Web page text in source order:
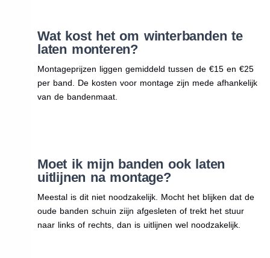
Wat kost het om winterbanden te
laten monteren?
Montageprijzen liggen gemiddeld tussen de €15 en €25
per band. De kosten voor montage zijn mede afhankelijk
van de bandenmaat.
Moet ik mijn banden ook laten
uitlijnen na montage?
Meestal is dit niet noodzakelijk. Mocht het blijken dat de
oude banden schuin ziijn afgesleten of trekt het stuur
naar links of rechts, dan is uitlijnen wel noodzakelijk.